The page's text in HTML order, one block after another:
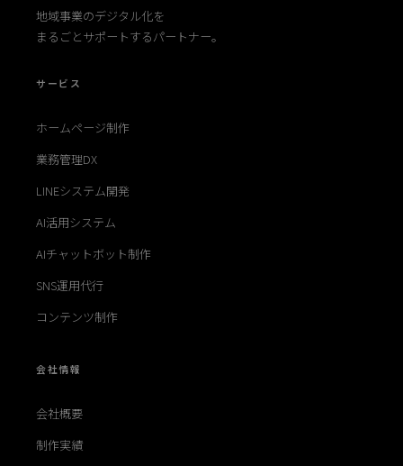
地域事業のデジタル化を
まるごとサポートするパートナー。
サービス
ホームページ制作
業務管理DX
LINEシステム開発
AI活用システム
AIチャットボット制作
SNS運用代行
コンテンツ制作
会社情報
会社概要
制作実績